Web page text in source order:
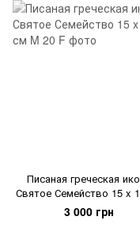
Писаная греческая
Святое Семейство 15 x
3 000 грн